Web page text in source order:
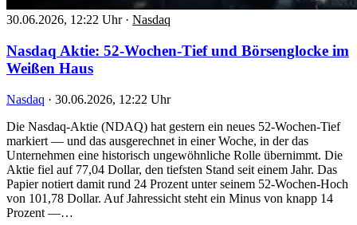
30.06.2026, 12:22 Uhr · Nasdaq
Nasdaq Aktie: 52-Wochen-Tief und Börsenglocke im
Weißen Haus
Nasdaq · 30.06.2026, 12:22 Uhr
Die Nasdaq-Aktie (NDAQ) hat gestern ein neues 52-Wochen-Tief
markiert — und das ausgerechnet in einer Woche, in der das
Unternehmen eine historisch ungewöhnliche Rolle übernimmt. Die
Aktie fiel auf 77,04 Dollar, den tiefsten Stand seit einem Jahr. Das
Papier notiert damit rund 24 Prozent unter seinem 52-Wochen-Hoch
von 101,78 Dollar. Auf Jahressicht steht ein Minus von knapp 14
Prozent —…